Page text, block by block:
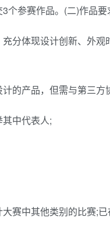
个参赛作品。(二)作品要
分体现设计创新、外
的产品，但需与第三方
中代表人;
赛中其他类别的比赛;